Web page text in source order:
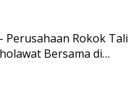
Perusahaan Rokok Tali
Bersama di…